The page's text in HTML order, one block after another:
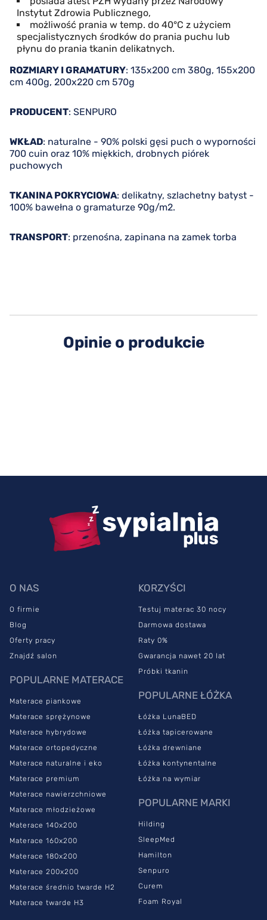
Instytut Zdrowia Publicznego,
możliwość prania w temp. do 40°C z użyciem
specjalistycznych środków do prania puchu lub
płynu do prania tkanin delikatnych.
ROZMIARY I GRAMATURY: 135x200 cm 380g, 155x200
cm 400g, 200x220 cm 570g
PRODUCENT: SENPURO
WKŁAD: naturalne - 90% polski gęsi puch o wyporności
700 cuin oraz 10% miękkich, drobnych piórek
puchowych
TKANINA POKRYCIOWA: delikatny, szlachetny batyst -
100% bawełna o gramaturze 90g/m2.
TRANSPORT: przenośna, zapinana na zamek torba
Opinie o produkcie
O NAS
O firmie
Blog
Oferty pracy
Znajdź salon
POPULARNE MATERACE
Materace piankowe
Materace sprężynowe
Materace hybrydowe
Materace ortopedyczne
Materace naturalne i eko
Materace premium
Materace nawierzchniowe
Materace młodzieżowe
Materace 140x200
Materace 160x200
Materace 180x200
Materace 200x200
Materace średnio twarde H2
Materace twarde H3
KORZYŚCI
Testuj materac 30 nocy
Darmowa dostawa
Raty 0%
Gwarancja nawet 20 lat
Próbki tkanin
POPULARNE ŁÓŻKA
Łóżka LunaBED
Łóżka tapicerowane
Łóżka drewniane
Łóżka kontynentalne
Łóżka na wymiar
POPULARNE MARKI
Hilding
SleepMed
Hamilton
Senpuro
Curem
Foam Royal